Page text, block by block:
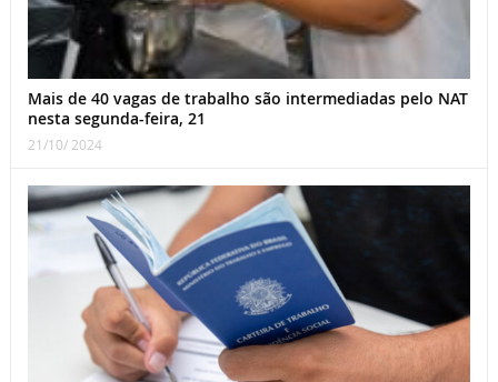
Mais de 40 vagas de trabalho são intermediadas pelo NAT
nesta segunda-feira, 21
21/10/ 2024